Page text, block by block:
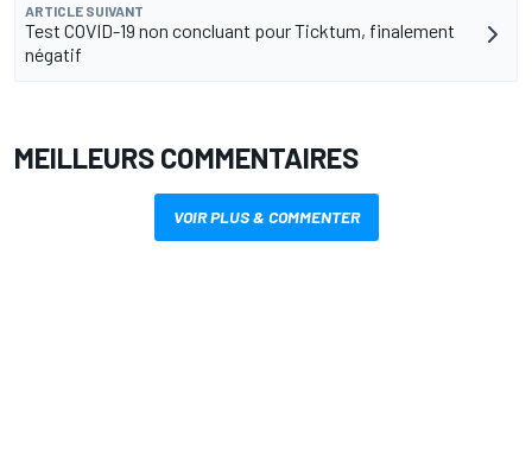
ARTICLE SUIVANT
Test COVID-19 non concluant pour Ticktum, finalement
négatif
MEILLEURS COMMENTAIRES
VOIR PLUS & COMMENTER